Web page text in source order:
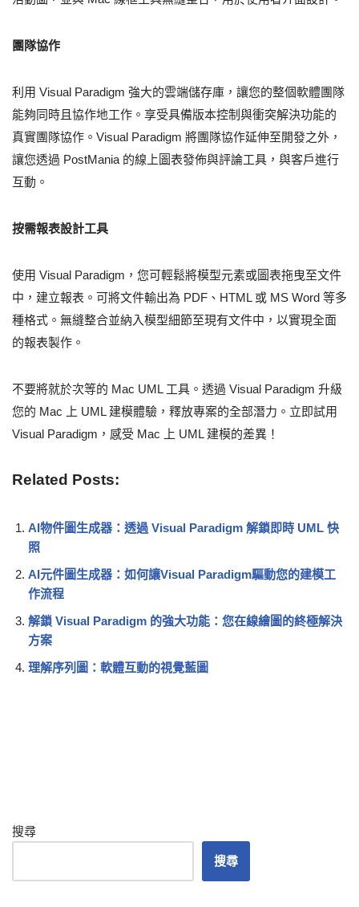
團隊協作
利用 Visual Paradigm 強大的雲端儲存庫，讓您的整個軟體團隊
能夠同時且協作地工作。享受具備版本控制與衝突解決功能的
真實團隊協作。Visual Paradigm 將團隊協作延伸至開發之外，
讓您透過 PostMania 的線上圖表發佈與評論工具，與客戶進行
互動。
按需報表設計工具
使用 Visual Paradigm，您可輕鬆將模型元素或圖表拖曳至文件
中，建立報表。可將文件輸出為 PDF、HTML 或 MS Word 等多
種格式。無縫整合並納入模型細節至現有文件中，以實現全面
的報表製作。
不要將就於次等的 Mac UML 工具。透過 Visual Paradigm 升級
您的 Mac 上 UML 建模體驗，釋放專案的全部潛力。立即試用
Visual Paradigm，感受 Mac 上 UML 建模的差異！
Related Posts:
AI物件圖生成器：透過 Visual Paradigm 解鎖即時 UML 快
照
AI元件圖生成器：如何讓Visual Paradigm驅動您的建模工
作流程
解鎖 Visual Paradigm 的強大功能：您在線繪圖的終極解決
方案
理解序列圖：軟體互動的視覺藍圖
搜尋
搜尋